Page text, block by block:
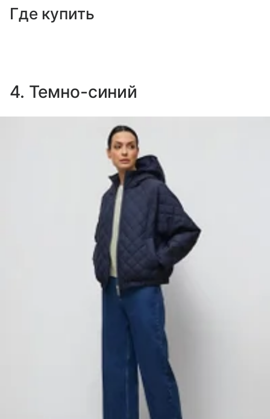
Где купить
4. Темно-синий